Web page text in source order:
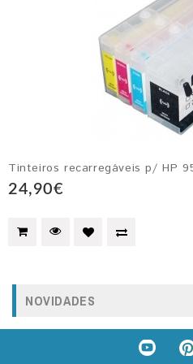
24,90€
NOVIDADES